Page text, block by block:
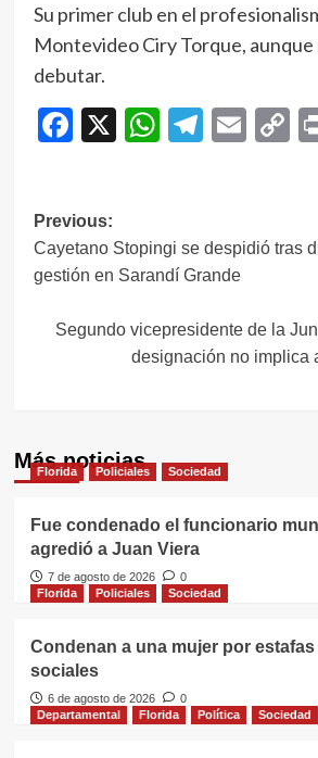
Su primer club en el
Montevideo Ciry Torque, aunque
debutar.
Facebook
X
Navegación
de
entradas
Previous:
Cayetano Stopingi se despidió tras
gestión en Sarandí Grande
Segundo vicepresidente de la
designación no implica
Más noticias
Florida Policiales Sociedad
Fue condenado el funcionario
agredió a Juan Viera
7 de agosto de 2026
0
Florida
Policiales Sociedad
Condenan a una mujer por
sociales
6 de agosto de 2026
0
Departamental
Florida Política Sociedad